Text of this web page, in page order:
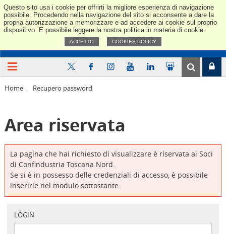
Questo sito usa i cookie per offrirti la migliore esperienza di navigazione
possibile. Procedendo nella navigazione del sito si acconsente a dare la
propria autorizzazione a memorizzare e ad accedere ai cookie sul proprio
dispositivo. È possibile leggere la nostra politica in materia di cookie.
ACCETTO COOKIES POLICY
Home Recupero password
Area riservata
La pagina che hai richiesto di visualizzare è riservata ai Soci
di Confindustria Toscana Nord.
Se si è in possesso delle credenziali di accesso, è possibile
inserirle nel modulo sottostante.
LOGIN